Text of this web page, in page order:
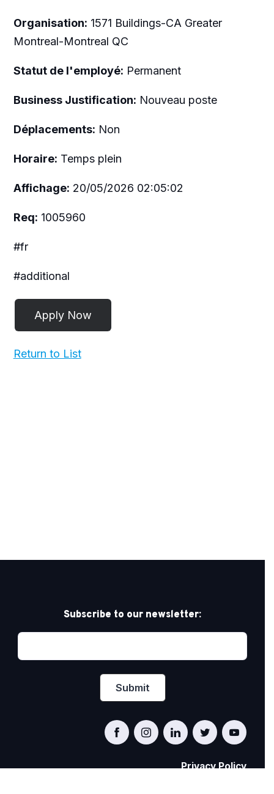
Organisation: 1571 Buildings-CA Greater
Montreal-Montreal QC
Statut de l'employé: Permanent
Business Justification: Nouveau poste
Déplacements: Non
Horaire: Temps plein
Affichage: 20/05/2026 02:05:02
Req: 1005960
#fr
#additional
Return to List
Subscribe to our newsletter:
Privacy Policy